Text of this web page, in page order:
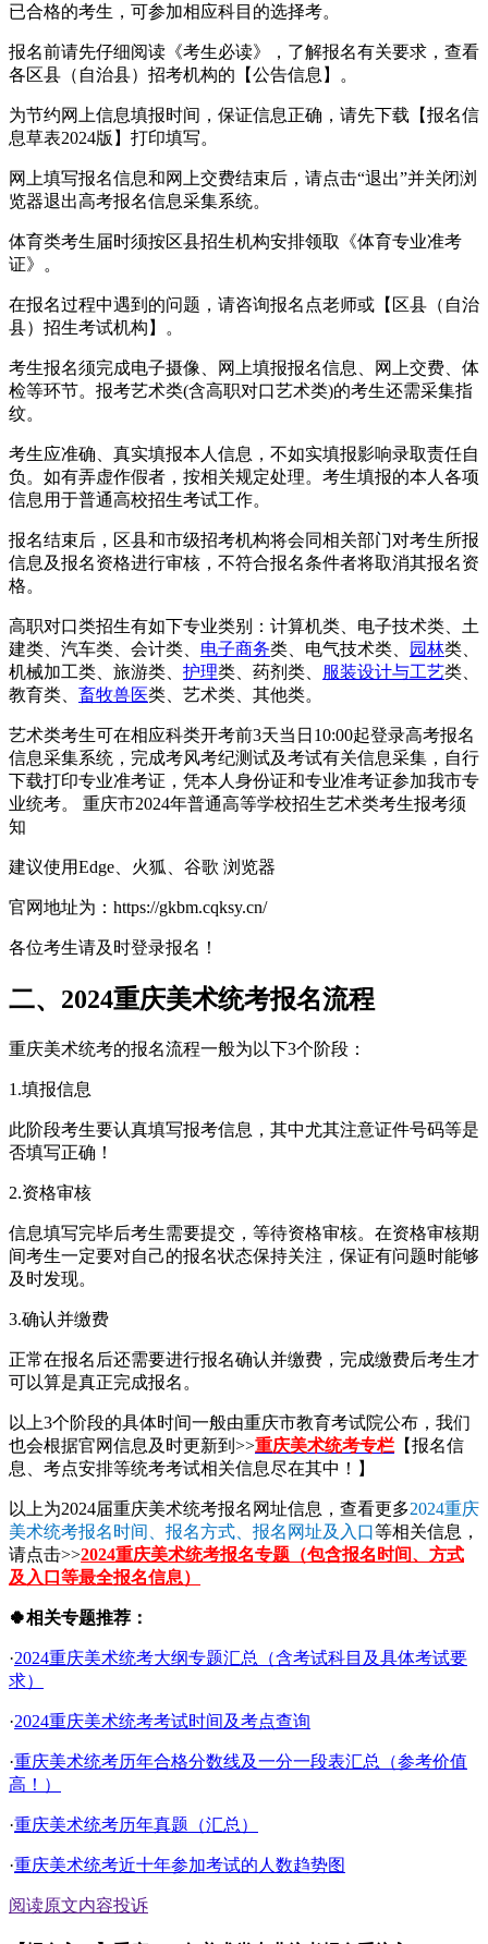
已合格的考生，可参加相应科目的选择考。
报名前请先仔细阅读《考生必读》，了解报名有关要求，查看
各区县（自治县）招考机构的【公告信息】。
为节约网上信息填报时间，保证信息正确，请先下载【报名信
息草表2024版】打印填写。
网上填写报名信息和网上交费结束后，请点击“退出”并关闭浏
览器退出高考报名信息采集系统。
体育类考生届时须按区县招生机构安排领取《体育专业准考
证》。
在报名过程中遇到的问题，请咨询报名点老师或【区县（自治
县）招生考试机构】。
考生报名须完成电子摄像、网上填报报名信息、网上交费、体
检等环节。报考艺术类(含高职对口艺术类)的考生还需采集指
纹。
考生应准确、真实填报本人信息，不如实填报影响录取责任自
负。如有弄虚作假者，按相关规定处理。考生填报的本人各项
信息用于普通高校招生考试工作。
报名结束后，区县和市级招考机构将会同相关部门对考生所报
信息及报名资格进行审核，不符合报名条件者将取消其报名资
格。
高职对口类招生有如下专业类别：计算机类、电子技术类、土
建类、汽车类、会计类、 电子商务类、电气技术类、 园林类、
机械加工类、旅游类、 护理类、药剂类、 服装设计与工艺类、
教育类、 畜牧兽医类、艺术类、其他类。
艺术类考生可在相应科类开考前3天当日10:00起登录高考报名
信息采集系统，完成考风考纪测试及考试有关信息采集，自行
下载打印专业准考证，凭本人身份证和专业准考证参加我市专
业统考。 重庆市2024年普通高等学校招生艺术类考生报考须
知
建议使用Edge、火狐、谷歌 浏览器
官网地址为：https://gkbm.cqksy.cn/
各位考生请及时登录报名！
二、2024重庆美术统考报名流程
重庆美术统考的报名流程一般为以下3个阶段：
1.填报信息
此阶段考生要认真填写报考信息，其中尤其注意证件号码等是
否填写正确！
2.资格审核
信息填写完毕后考生需要提交，等待资格审核。在资格审核期
间考生一定要对自己的报名状态保持关注，保证有问题时能够
及时发现。
3.确认并缴费
正常在报名后还需要进行报名确认并缴费，完成缴费后考生才
可以算是真正完成报名。
以上3个阶段的具体时间一般由重庆市教育考试院公布，我们
也会根据官网信息及时更新到>>重庆美术统考专栏 【报名信
息、考点安排等统考考试相关信息尽在其中！】
以上为2024届重庆美术统考报名网址信息，查看更多2024重庆
美术统考报名时间、报名方式、报名网址及入口等相关信息，
请点击>>2024重庆美术统考报名专题（包含报名时间、方式
及入口等最全报名信息）
🍀相关专题推荐：
·2024重庆美术统考大纲专题汇总（含考试科目及具体考试要
求）
·2024重庆美术统考考试时间及考点查询
·重庆美术统考历年合格分数线及一分一段表汇总（参考价值
高！）
·重庆美术统考历年真题（汇总）
·重庆美术统考近十年参加考试的人数趋势图
阅读原文内容投诉